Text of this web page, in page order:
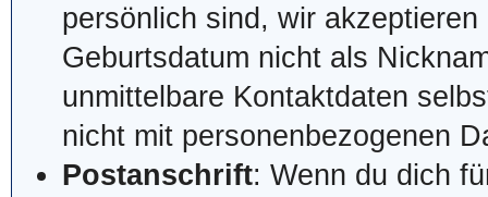
persönlich sind, wir
Geburtsdatum nicht als
unmittelbare Kontaktdaten
nicht mit personenbezogenen
Postanschrift: Wenn du dich